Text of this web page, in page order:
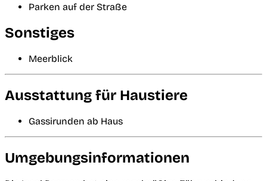
Parken auf der Straße
Sonstiges
Meerblick
Ausstattung für Haustiere
Gassirunden ab Haus
Umgebungsinformationen